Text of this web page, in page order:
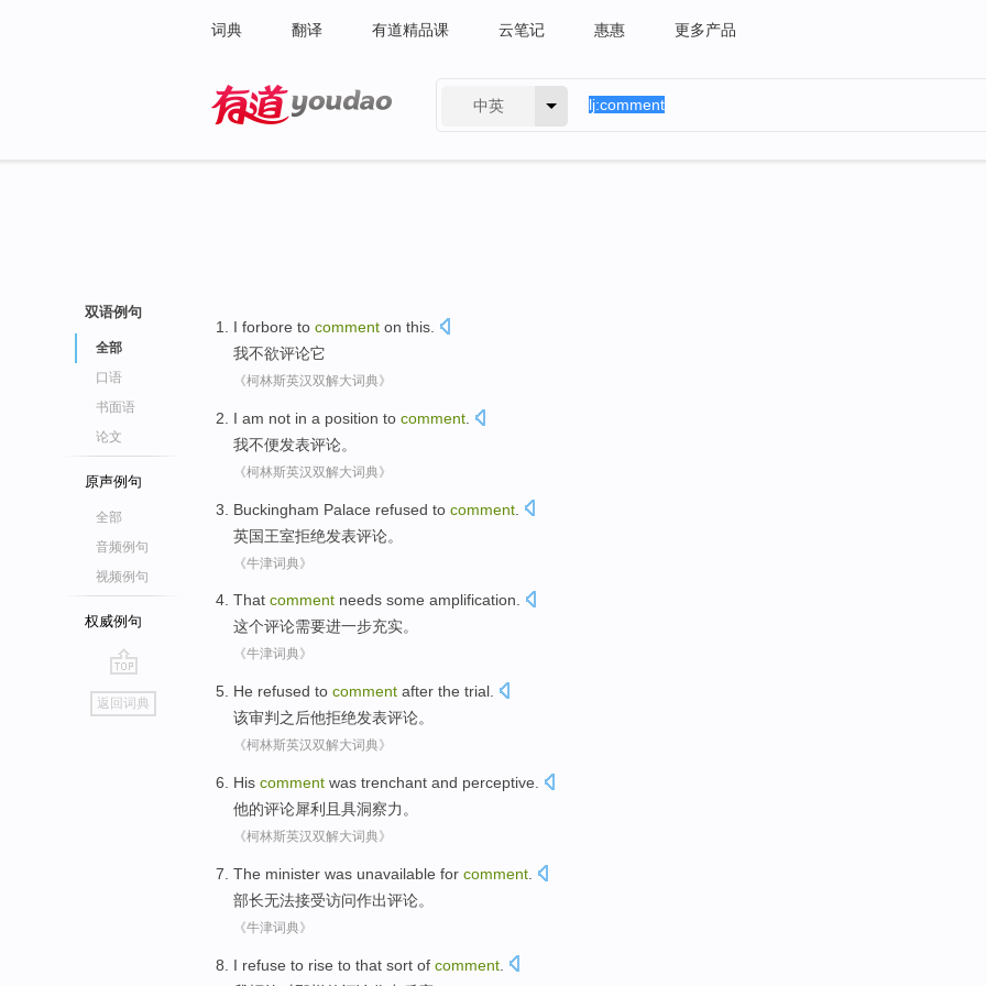
词典 翻译 有道精品课 云笔记 惠惠 更多产品
中英
双语例句
全部
口语
书面语
论文
原声例句
全部
音频例句
视频例句
权威例句
go
top
返回词典
I forbore to comment on this
我不欲评论它
《柯林斯英汉双解大词典》
I am not in a position to comment
我不便发表评论。
《柯林斯英汉双解大词典》
Buckingham Palace refused to comment
英国王室拒绝发表评论。
《牛津词典》
That comment needs some amplification.
这个评论需要进一步充实。
《牛津词典》
He refused to comment after the trial
该审判 之后他拒绝发表评论。
《柯林斯英汉双解大词典》
His comment was trenchant and perceptive
他的评论犀利 且 具洞察力 。
《柯林斯英汉双解大词典》
The minister was unavailable for comment
部长无法接受访问作出评论。
《牛津词典》
I refuse to rise to that sort of comment